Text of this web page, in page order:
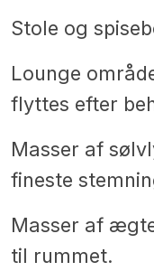
Stole og
Lounge
flyttes efter
Masser af
fineste
Masser af
til rummet.